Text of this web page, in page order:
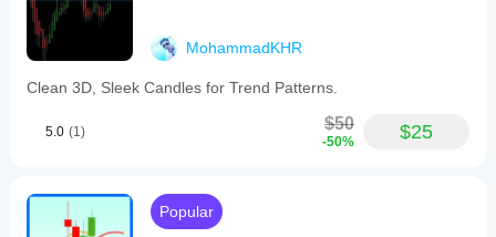
MohammadKHR
Clean 3D, Sleek Candles for Trend Patterns.
5.0 (1) $50
-50% $25
Popular